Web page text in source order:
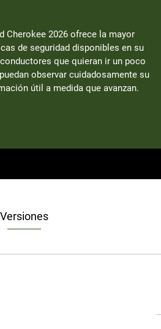
Cherokee 2026 ofrece la mayor
de seguridad disponibles en su
que quieran ir un poco
observar cuidadosamente su
útil a medida que avanzan.
Versiones